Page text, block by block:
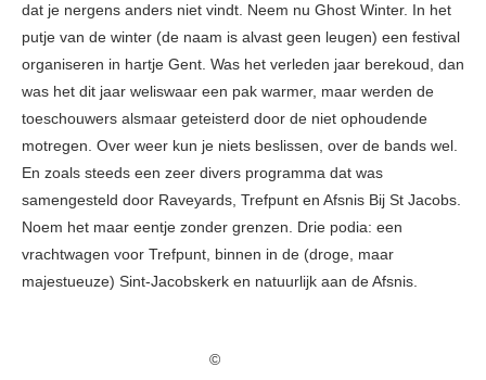
dat je nergens anders niet vindt. Neem nu Ghost Winter. In het
putje van de winter (de naam is alvast geen leugen) een festival
organiseren in hartje Gent. Was het verleden jaar berekoud, dan
was het dit jaar weliswaar een pak warmer, maar werden de
toeschouwers alsmaar geteisterd door de niet ophoudende
motregen. Over weer kun je niets beslissen, over de bands wel.
En zoals steeds een zeer divers programma dat was
samengesteld door Raveyards, Trefpunt en Afsnis Bij St Jacobs.
Noem het maar eentje zonder grenzen. Drie podia: een
vrachtwagen voor Trefpunt, binnen in de (droge, maar
majestueuze) Sint-Jacobskerk en natuurlijk aan de Afsnis.
©